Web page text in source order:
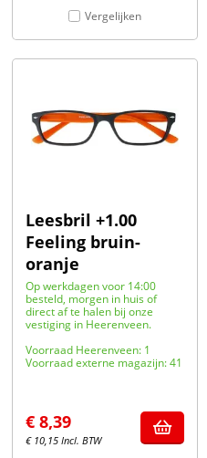
Vergelijken
Leesbril +1.00
Feeling bruin-
oranje
Op werkdagen voor 14:00
besteld, morgen in huis of
direct af te halen bij onze
vestiging in Heerenveen.
Voorraad Heerenveen: 1
Voorraad externe magazijn: 41
€ 8,39
€ 10,15 Incl. BTW